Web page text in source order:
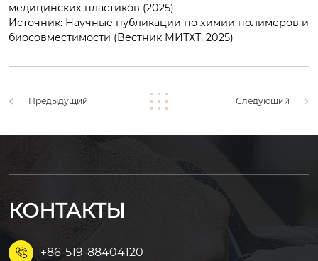
медицинских пластиков (2025)
Источник: Научные публикации по химии полимеров и
биосовместимости (Вестник МИТХТ, 2025)
Предыдущий Следующий
КОНТАКТЫ
 +86-519-88404120